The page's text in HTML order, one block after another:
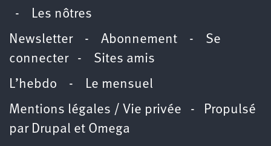
- Les nôtres
Newsletter- Abonnement - Se
connecter- Sites amis
L’hebdo - Le mensuel
Mentions légales / Vie privée - Propulsé
par Drupal et Omega